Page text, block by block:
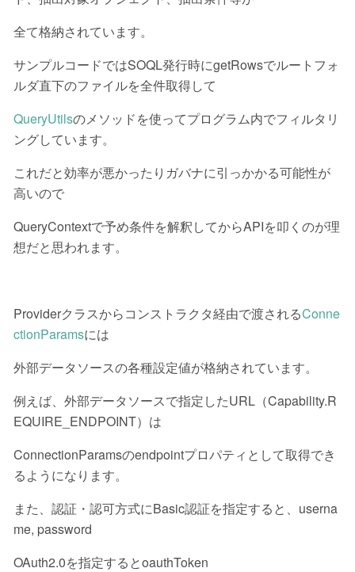
全て格納されています。
サンプルコードではSOQL発行時にgetRowsでルートフォ
ルダ直下のファイルを全件取得して
QueryUtilsのメソッドを使ってプログラム内でフィルタリ
ングしています。
これだと効率が悪かったりガバナに引っかかる可能性が
高いので
QueryContextで予め条件を解釈してからAPIを叩くのが理
想だと思われます。
Providerクラスからコンストラクタ経由で渡されるConne
ctionParamsには
外部データソースの各種設定値が格納されています。
例えば、 外部データソースで指定したURL（Capability.R
EQUIRE_ENDPOINT）は
ConnectionParamsのendpointプロパティとして取得でき
るようになります。
また、認証・認可方式にBasic認証を指定すると、userna
me, password
OAuth2.0を指定するとoauthToken